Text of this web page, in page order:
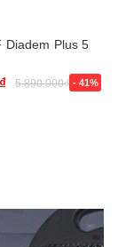
Diadem Plus 5
5.890.000₫ - 41%